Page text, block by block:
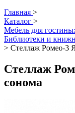
Главная >
Каталог >
Мебель для
Библиотеки и
> Стеллаж Ромео-3
Стеллаж
сонома